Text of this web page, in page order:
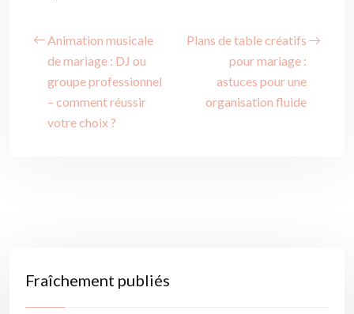
Animation musicale
de mariage : DJ ou
groupe professionnel
– comment réussir
votre choix ?
Plans de table créatifs
pour mariage :
astuces pour une
organisation fluide
Fraîchement publiés